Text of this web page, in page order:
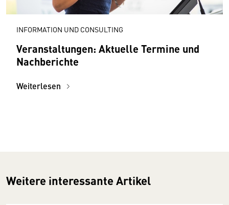
INFORMATION UND CONSULTING
Veranstaltungen: Aktuelle Termine und
Nachberichte
Weiterlesen
Weitere interessante Artikel